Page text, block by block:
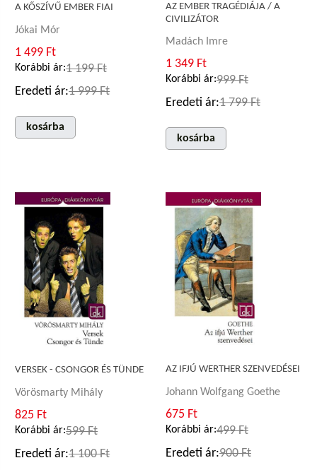
A KŐSZÍVŰ EMBER FIAI
Jókai Mór
1 499 Ft
Korábbi ár:1 199 Ft
Eredeti ár:1 999 Ft
kosárba
AZ EMBER TRAGÉDIÁJA / A
CIVILIZÁTOR
Madách Imre
1 349 Ft
Korábbi ár:999 Ft
Eredeti ár:1 799 Ft
kosárba
VERSEK - CSONGOR ÉS TÜNDE
Vörösmarty Mihály
825 Ft
Korábbi ár:599 Ft
Eredeti ár:1 100 Ft
AZ IFJÚ WERTHER SZENVEDÉSEI
Johann Wolfgang Goethe
675 Ft
Korábbi ár:499 Ft
Eredeti ár:900 Ft